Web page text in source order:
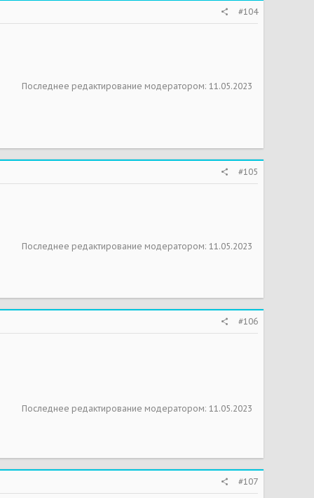
#104
Последнее редактирование модератором: 11.05.2023
#105
Последнее редактирование модератором: 11.05.2023
#106
Последнее редактирование модератором: 11.05.2023
#107